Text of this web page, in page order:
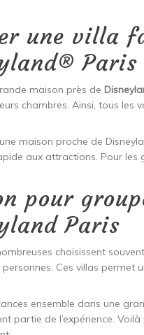
une villa
Paris
maison près de
chambres. Ainsi, tous les
maison proche de
aux attractions. Pour
pour
Paris
choisissent
personnes. Ces villas permet
ensemble dans une
partie de l’expérience.